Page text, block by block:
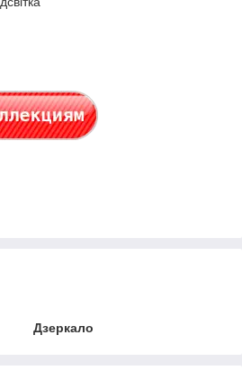
Дзеркало